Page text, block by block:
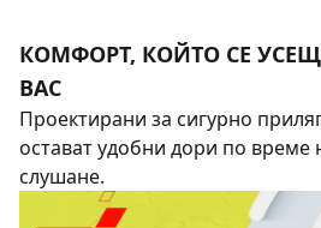
КОМФОРТ, КОЙТО СЕ
ВАС
Проектирани за сигурно
остават удобни дори по време
слушане.